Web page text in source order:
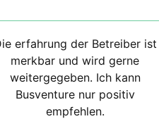
erfahrung der Betreiber ist
merkbar und wird gerne
weitergegeben. Ich kann
Busventure nur positiv
empfehlen.